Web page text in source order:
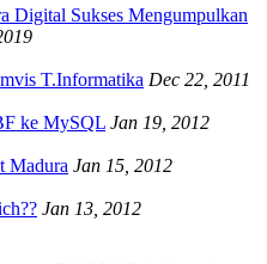
Digital Sukses Mengumpulkan
T.Informatika Dec 22, 2011
ke MySQL Jan 19, 2012
Madura Jan 15, 2012
Jan 13, 2012